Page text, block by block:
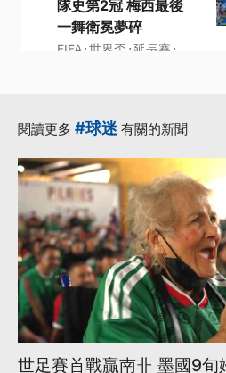
隊史第2冠 梅西最後
一舞衛冕夢碎
FIFA ·世界盃·延長賽 ·
閱讀更多 #球迷 有關的新聞
世足賽首戰贏南非 墨國9旬